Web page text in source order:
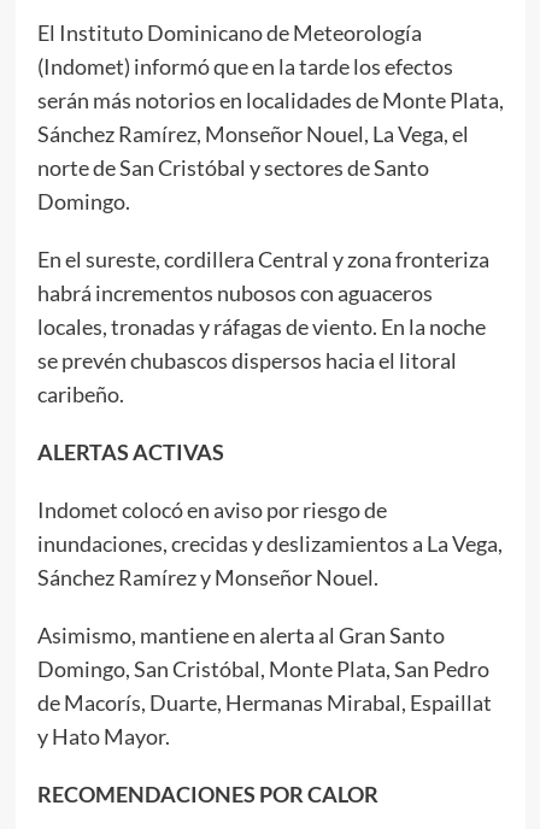
El Instituto Dominicano de Meteorología
(Indomet) informó que en la tarde los efectos
serán más notorios en localidades de Monte Plata,
Sánchez Ramírez, Monseñor Nouel, La Vega, el
norte de San Cristóbal y sectores de Santo
Domingo.
En el sureste, cordillera Central y zona fronteriza
habrá incrementos nubosos con aguaceros
locales, tronadas y ráfagas de viento. En la noche
se prevén chubascos dispersos hacia el litoral
caribeño.
ALERTAS ACTIVAS
Indomet colocó en aviso por riesgo de
inundaciones, crecidas y deslizamientos a La Vega,
Sánchez Ramírez y Monseñor Nouel.
Asimismo, mantiene en alerta al Gran Santo
Domingo, San Cristóbal, Monte Plata, San Pedro
de Macorís, Duarte, Hermanas Mirabal, Espaillat
y Hato Mayor.
RECOMENDACIONES POR CALOR